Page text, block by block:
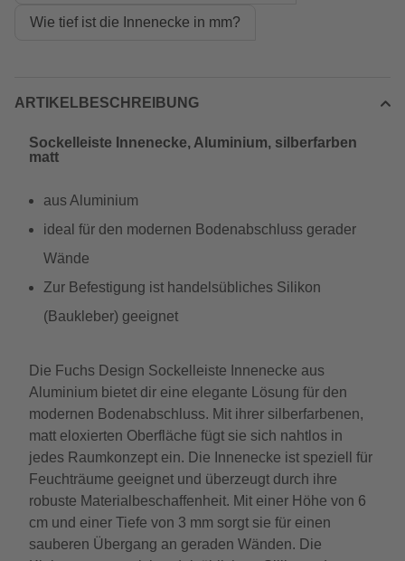
Wie tief ist die Innenecke in mm?
ARTIKELBESCHREIBUNG
Sockelleiste Innenecke, Aluminium, silberfarben
matt
aus Aluminium
ideal für den modernen Bodenabschluss gerader
Wände
Zur Befestigung ist handelsübliches Silikon
(Baukleber) geeignet
Die Fuchs Design Sockelleiste Innenecke aus
Aluminium bietet dir eine elegante Lösung für den
modernen Bodenabschluss. Mit ihrer silberfarbenen,
matt eloxierten Oberfläche fügt sie sich nahtlos in
jedes Raumkonzept ein. Die Innenecke ist speziell für
Feuchträume geeignet und überzeugt durch ihre
robuste Materialbeschaffenheit. Mit einer Höhe von 6
cm und einer Tiefe von 3 mm sorgt sie für einen
sauberen Übergang an geraden Wänden. Die